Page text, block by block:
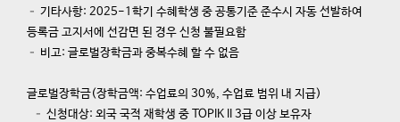
– 기타사항: 2025-1학기 수혜학생 중 공통기준 준수시 자동 선발하여
등록금 고지서에 선감면 된 경우 신청 불필요함
– 비고: 글로벌장학금과 중복수혜 할 수 없음
글로벌장학금(장학금액: 수업료의 30%, 수업료 범위 내 지급)
– 신청대상: 외국 국적 재학생 중 TOPIK II 3급 이상 보유자